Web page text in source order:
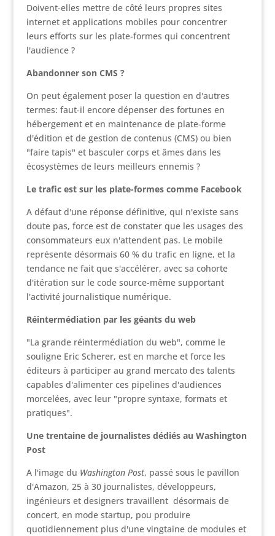
Doivent-elles mettre de côté leurs propres sites
internet et applications mobiles pour concentrer
leurs efforts sur les plate-formes qui concentrent
l'audience ?
Abandonner son CMS ?
On peut également poser la question en d'autres
termes: faut-il encore dépenser des fortunes en
hébergement et en maintenance de plate-forme
d'édition et de gestion de contenus (CMS) ou bien
"faire tapis" et basculer corps et âmes dans les
écosystèmes de leurs meilleurs ennemis ?
Le trafic est sur les plate-formes comme Facebook
A défaut d'une réponse définitive, qui n'existe sans
doute pas, force est de constater que les usages des
consommateurs eux n'attendent pas. Le mobile
représente désormais 60 % du trafic en ligne, et la
tendance ne fait que s'accélérer, avec sa cohorte
d'itération sur le code source-même supportant
l'activité journalistique numérique.
Réintermédiation par les géants du web
"La grande réintermédiation du web", comme le
souligne Eric Scherer, est en marche et force les
éditeurs à participer au grand mercato des talents
capables d'alimenter ces pipelines d'audiences
morcelées, avec leur "propre syntaxe, formats et
pratiques".
Une trentaine de journalistes dédiés au Washington
Post
A l'image du Washington Post, passé sous le pavillon
d'Amazon, 25 à 30 journalistes, développeurs,
ingénieurs et designers travaillent désormais de
concert, en mode startup, pou produire
quotidiennement plus d'une vingtaine de modules et